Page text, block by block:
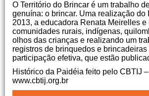
O Território do Brincar é um trabalho
genuína: o brincar. Uma realização do
2013, a educadora Renata Meirelles
comunidades rurais, indígenas,
olhos das crianças e realizando um
registros de brinquedos e
participação efetiva, que estão
Histórico da Paidéia feito pelo CBTIJ
www.cbtij.org.br